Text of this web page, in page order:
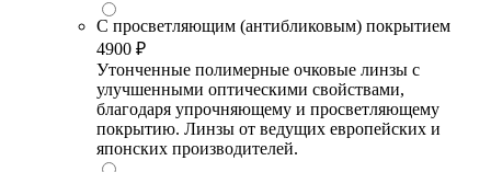
С просветляющим (антибликовым) покрытием
4900 ₽
Утонченные полимерные очковые линзы с
улучшенными оптическими свойствами,
благодаря упрочняющему и просветляющему
покрытию. Линзы от ведущих европейских и
японских производителей.